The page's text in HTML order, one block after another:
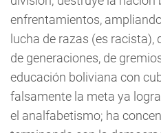
enfrentamientos,
lucha de razas (es racista),
de generaciones, de
educación boliviana con
falsamente la meta ya
el analfabetismo; ha